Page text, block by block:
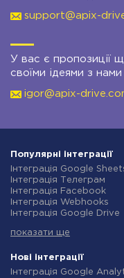
support@apix-
У вас є пропозиції
своїми ідеями з
igor@apix-
Популярні інтеграції
Інтеграція Google
Інтеграція Телеграм
Інтеграція Facebook
Інтеграція Webhooks
Інтеграція Google Drive
Інтеграція Gmail
Інтеграція Rozetka
Інтеграція OpenAI
показати ще
Нові інтеграції
Інтеграція Google